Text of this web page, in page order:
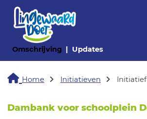
Omschrijving(huidige pagina)
Updates(huidige
Home Initiatieven
Dambank voor schoolplein